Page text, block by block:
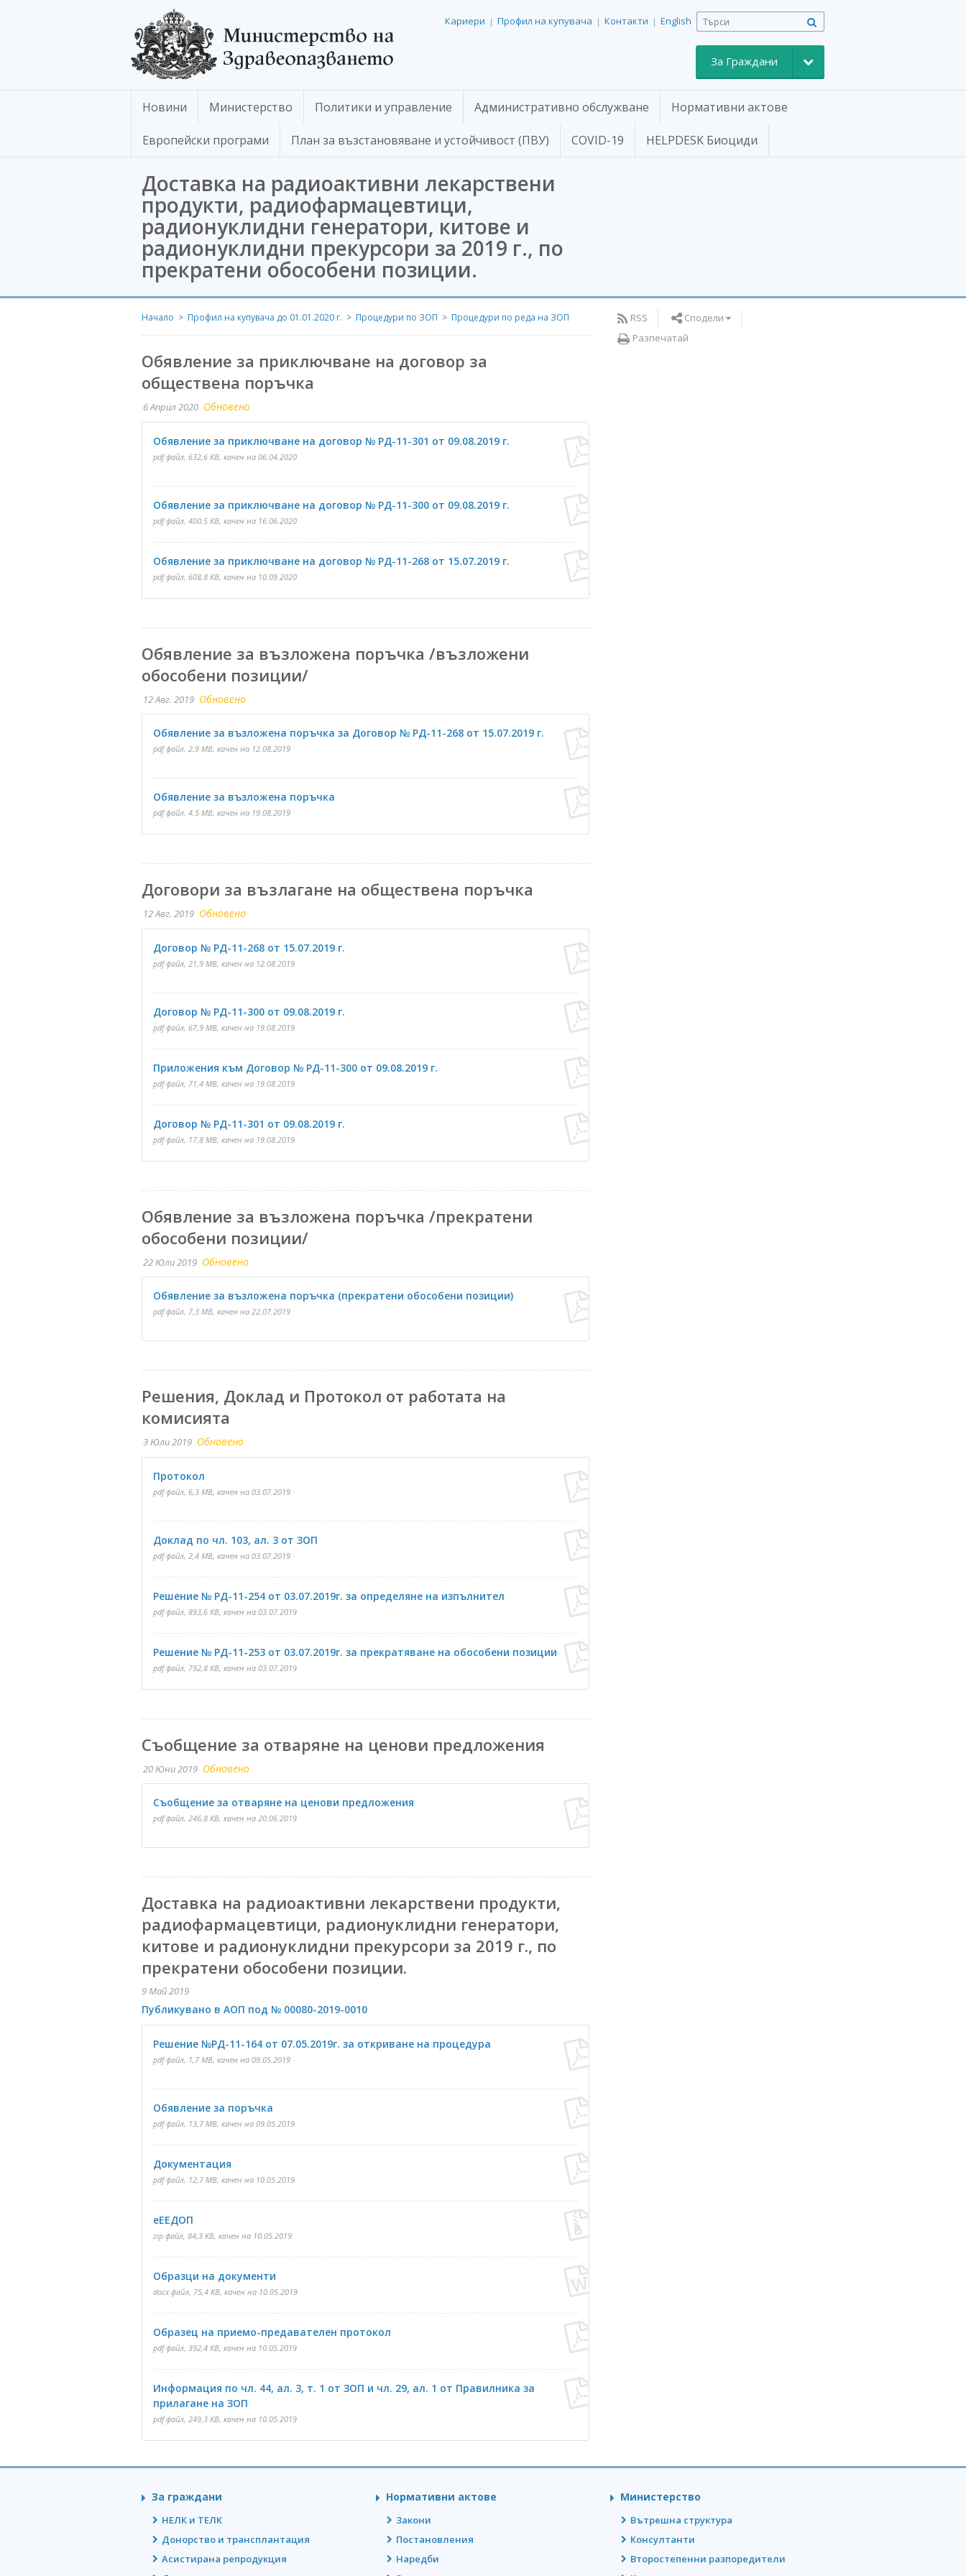
Кариери | Профил на купувача | Контакти | English
За Граждани Toggle Dropdown
Новини Министерство Политики и управление Административно обслужване Нормативни актове
Европейски програми План за възстановяване и устойчивост (ПВУ) COVID-19 HELPDESK Биоциди
Доставка на радиоактивни лекарствени
продукти, радиофармацевтици,
радионуклидни генератори, китове и
радионуклидни прекурсори за 2019 г., по
прекратени обособени позиции.
Начало Профил на купувача до 01.01.2020 г. Процедури по ЗОП Процедури по реда на ЗОП
Обявление за приключване на договор за
обществена поръчка
6 Април 2020 Обновено
Обявление за приключване на договор № РД-11-301 от 09.08.2019 г.
pdf файл, 632,6 KB, качен на 06.04.2020
Обявление за приключване на договор № РД-11-300 от 09.08.2019 г.
pdf файл, 400,5 KB, качен на 16.06.2020
Обявление за приключване на договор № РД-11-268 от 15.07.2019 г.
pdf файл, 608,8 KB, качен на 10.09.2020
Обявление за възложена поръчка /възложени
обособени позиции/
12 Авг. 2019 Обновено
Обявление за възложена поръчка за Договор № РД-11-268 от 15.07.2019 г.
pdf файл, 2,9 MB, качен на 12.08.2019
Обявление за възложена поръчка
pdf файл, 4,5 MB, качен на 19.08.2019
Договори за възлагане на обществена поръчка
12 Авг. 2019 Обновено
Договор № РД-11-268 от 15.07.2019 г.
pdf файл, 21,9 MB, качен на 12.08.2019
Договор № РД-11-300 от 09.08.2019 г.
pdf файл, 67,9 MB, качен на 19.08.2019
Приложения към Договор № РД-11-300 от 09.08.2019 г.
pdf файл, 71,4 MB, качен на 19.08.2019
Договор № РД-11-301 от 09.08.2019 г.
pdf файл, 17,8 MB, качен на 19.08.2019
Обявление за възложена поръчка /прекратени
обособени позиции/
22 Юли 2019 Обновено
Обявление за възложена поръчка (прекратени обособени позиции)
pdf файл, 7,3 MB, качен на 22.07.2019
Решения, Доклад и Протокол от работата на
комисията
3 Юли 2019 Обновено
Протокол
pdf файл, 6,3 MB, качен на 03.07.2019
Доклад по чл. 103, ал. 3 от ЗОП
pdf файл, 2,4 MB, качен на 03.07.2019
Решение № РД-11-254 от 03.07.2019г. за определяне на изпълнител
pdf файл, 893,6 KB, качен на 03.07.2019
Решение № РД-11-253 от 03.07.2019г. за прекратяване на обособени позиции
pdf файл, 792,8 KB, качен на 03.07.2019
Съобщение за отваряне на ценови предложения
20 Юни 2019 Обновено
Съобщение за отваряне на ценови предложения
pdf файл, 246,8 KB, качен на 20.06.2019
Доставка на радиоактивни лекарствени продукти,
радиофармацевтици, радионуклидни генератори,
китове и радионуклидни прекурсори за 2019 г., по
прекратени обособени позиции.
9 Май 2019
Публикувано в АОП под № 00080-2019-0010
Решение №РД-11-164 от 07.05.2019г. за откриване на процедура
pdf файл, 1,7 MB, качен на 09.05.2019
Обявление за поръчка
pdf файл, 13,7 MB, качен на 09.05.2019
Документация
pdf файл, 12,7 MB, качен на 10.05.2019
еЕЕДОП
zip файл, 84,3 KB, качен на 10.05.2019
Образци на документи
docx файл, 75,4 KB, качен на 10.05.2019
Образец на приемо-предавателен протокол
pdf файл, 392,4 KB, качен на 10.05.2019
Информация по чл. 44, ал. 3, т. 1 от ЗОП и чл. 29, ал. 1 от Правилника за
прилагане на ЗОП
pdf файл, 249,3 KB, качен на 10.05.2019
RSS
Сподели
Разпечатай
За граждани
НЕЛК и ТЕЛК
Донорство и трансплантация
Асистирана репродукция
Нормативни актове
Закони
Постановления
Наредби
Министерство
Вътрешна структура
Консултанти
Второстепенни разпоредители